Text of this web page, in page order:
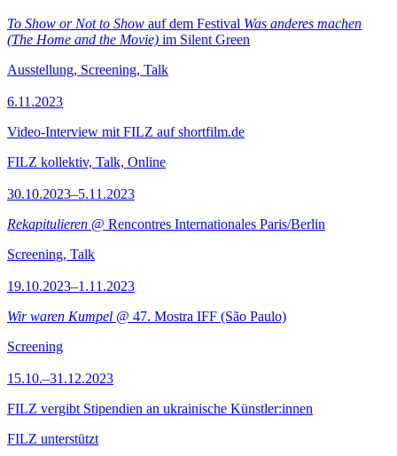
To Show or Not to Show auf dem Festival Was anderes machen
(The Home and the Movie) im Silent Green
Ausstellung, Screening, Talk
6.11.2023
Video-Interview mit FILZ auf shortfilm.de
FILZ kollektiv, Talk, Online
30.10.2023–5.11.2023
Rekapitulieren @ Rencontres Internationales Paris/Berlin
Screening, Talk
19.10.2023–1.11.2023
Wir waren Kumpel @ 47. Mostra IFF (São Paulo)
Screening
15.10.–31.12.2023
FILZ vergibt Stipendien an ukrainische Künstler:innen
FILZ unterstützt